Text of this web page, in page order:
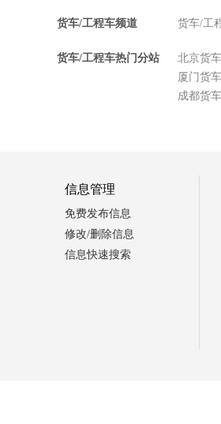
货车/工程车频道 货车/工
货车/工程车热门分站 北京货
厦门货
成都货
信息管理
免费发布信息
修改/删除信息
信息快速搜索